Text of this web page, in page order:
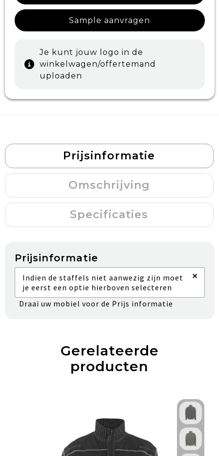
Sample aanvragen
Je kunt jouw logo in de
winkelwagen/offertemand
uploaden
Prijsinformatie
Omschrijving
Specificaties
Prijsinformatie
Indien de staffels niet aanwezig zijn moet
je eerst een optie hierboven selecteren
×
Draai uw mobiel voor de Prijs informatie
Gerelateerde
producten